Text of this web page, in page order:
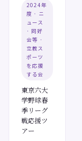
2024年
度 · ニ
ュース
· 同好
会等 ·
立教ス
ポーツ
を応援
する会
東京六大
学野球春
季リーグ
戦応援ツ
アー